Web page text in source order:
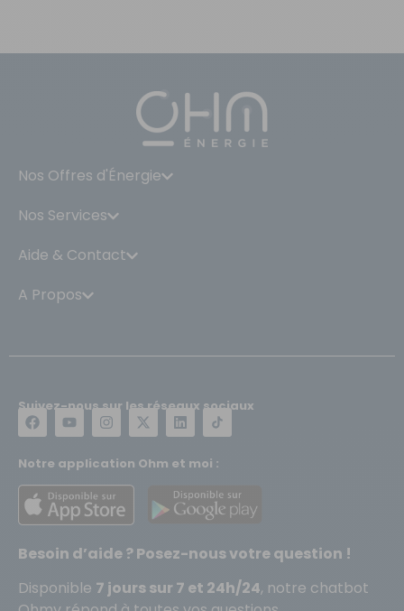
Nos Offres d'Énergie
Nos Services
Aide & Contact
A Propos
Suivez-nous sur les réseaux sociaux
Notre application Ohm et moi :
Besoin d’aide ? Posez-nous votre question !
Disponible 7 jours sur 7 et 24h/24, notre chatbot